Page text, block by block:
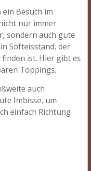
Besuch im
nur immer
sondern auch gute
Softeisstand, der
ist. Hier gibt es
Toppings.
auch
Imbisse, um
einfach Richtung